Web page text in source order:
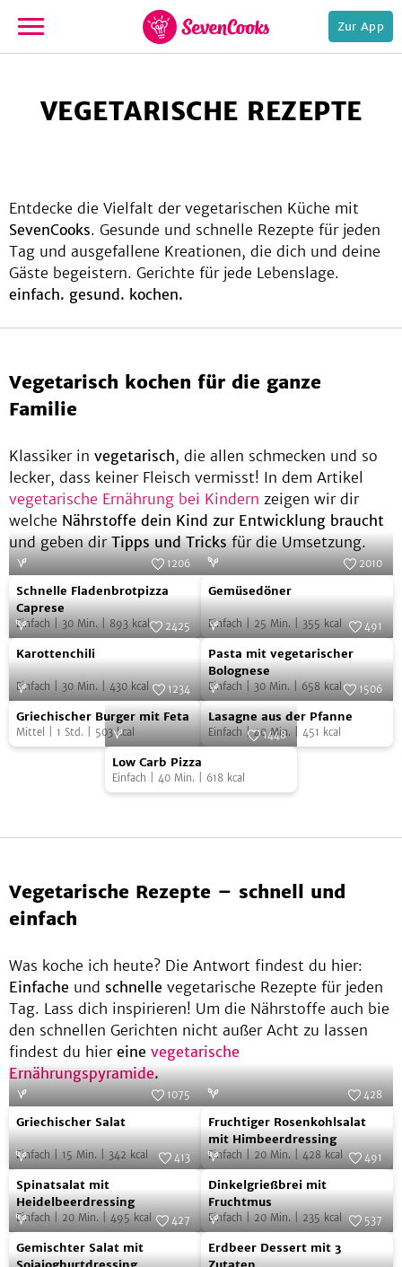
zur
Zur App
VEGETARISCHE REZEPTE
Entdecke die Vielfalt der vegetarischen Küche mit
SevenCooks. Gesunde und schnelle Rezepte für jeden
Tag und ausgefallene Kreationen, die dich und deine
Gäste begeistern. Gerichte für jede Lebenslage.
einfach. gesund. kochen.
Vegetarisch kochen für die ganze
Familie
Klassiker in vegetarisch, die allen schmecken und so
lecker, dass keiner Fleisch vermisst! In dem Artikel
vegetarische Ernährung bei Kindern zeigen wir dir
welche Nährstoffe dein Kind zur Entwicklung braucht
und geben dirTipps und Tricksfür die Umsetzung.
Schnelle
Fladenbrotpizza
Caprese
SevenCooks
1206
Schnelle Fladenbrotpizza
Caprese
Einfach 30 Min. 893 kcal
Gemüsedöner
2010
Gemüsedöner
Einfach 25 Min. 355 kcal
Karottenchili
2425
Karottenchili
Einfach 30 Min. 430 kcal
Pasta
mit
vegetarischer
Bolognese
Foto: SevenCooks
491
Pasta mit vegetarischer
Bolognese
Einfach 30 Min. 658 kcal
Griechischer
Burger
mit
SevenCooks
1234
Griechischer Burger mit Feta
Mittel 1 Std. 503kcal
Lasagne
aus
Pfanne
Foto:
1506
Lasagne aus der Pfanne
Einfach |40 Min. 451 kcal
Low
Carb
Pizza
1448
Low Carb Pizza
Einfach 40 Min. 618 kcal
Vegetarische Rezepte – schnell und
einfach
Was koche ich heute? Die Antwort findest du hier:
Einfache und schnelle vegetarische Rezepte für jeden
Tag. Lass dich inspirieren! Um die Nährstoffe auch bie
den schnellen Gerichten nicht außer Acht zu lassen
findest du hier eine vegetarische
Ernährungspyramide.
Griechischer
Salat
1075
Griechischer Salat
Einfach 15 Min. 342 kcal
Fruchtiger
Rosenkohlsalat
mit
Himbeerdressing
Foto: SevenCooks
428
Fruchtiger Rosenkohlsalat
mit Himbeerdressing
Einfach 20 Min. 428 kcal
Spinatsalat
mit
Heidelbeerdressing
413
Spinatsalat mit
Heidelbeerdressing
Einfach 20 Min. 495 kcal
Dinkelgrießbrei
mit
Fruchtmus
Foto:
491
Dinkelgrießbrei mit
Fruchtmus
Einfach 20 Min. 235 kcal
Gemischter
Foto:
427
Gemischter Salat mit
Erdbeer
Foto:
537
Erdbeer Dessert mit 3